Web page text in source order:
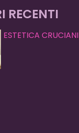
RECENTI
ESTETICA CRUCIANI